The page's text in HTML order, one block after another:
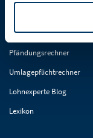
PKW Sachbezug
Pfändungsrechner
Umlagepflichtrechner
Lohnexperte Blog
Lexikon